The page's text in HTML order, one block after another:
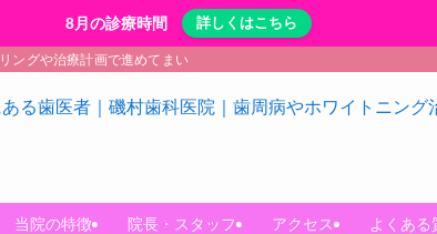
8月の診療時間 詳しくはこちら
グや治療計画で進めてまいります。
当院の特徴 院長・スタッフ アクセス よくある